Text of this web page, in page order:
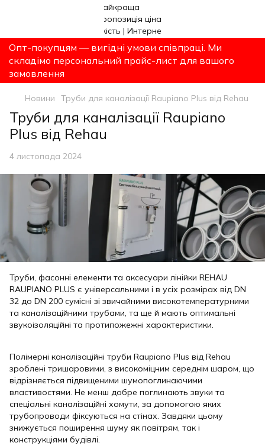
Опт-покупцям — вигідні умови співпраці. Ми
складімо персональний прайс-лист для вашого
замовлення
Новини Труби для каналізації Raupiano Plus від Rehau
Труби для каналізації Raupiano
Plus від Rehau
4 листопада 2024
Труби, фасонні елементи та аксесуари лінійки REHAU
RAUPIANO PLUS є універсальними і в усіх розмірах від DN
32 до DN 200 сумісні зі звичайними високотемпературними
та каналізаційними трубами, та ще й мають оптимальні
звукоізоляційні та протипожежні характеристики.
Полімерні каналізаційні труби Raupiano Plus від Rehau
зроблені тришаровими, з високоміцним середнім шаром, що
відрізняється підвищеними шумопоглинаючими
властивостями. Не менш добре поглинають звуки та
спеціальні каналізаційні хомути, за допомогою яких
трубопроводи фіксуються на стінах. Завдяки цьому
знижується поширення шуму як повітрям, так і
конструкціями будівлі.